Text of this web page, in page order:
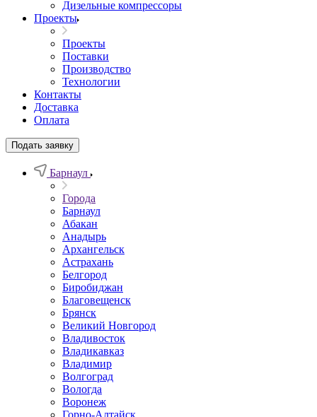
Дизельные компрессоры
Проекты
Проекты
Поставки
Производство
Технологии
Контакты
Доставка
Оплата
Подать заявку
Барнаул
Города
Барнаул
Абакан
Анадырь
Архангельск
Астрахань
Белгород
Биробиджан
Благовещенск
Брянск
Великий Новгород
Владивосток
Владикавказ
Владимир
Волгоград
Вологда
Воронеж
Горно-Алтайск